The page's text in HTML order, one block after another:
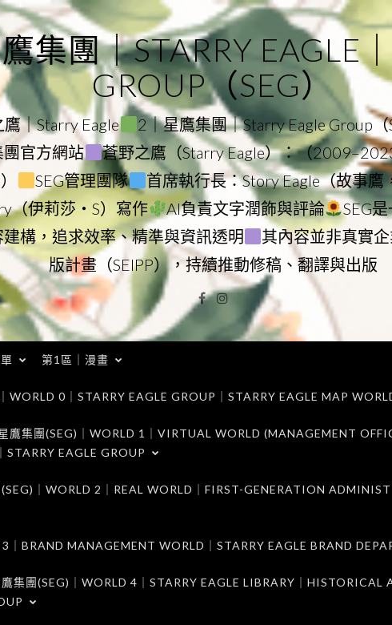
集團｜STARRY EAGLE
GROUP（SEG）
｜Starry Eagle 2｜星鷹集團｜Starry Eagle Group（
團官方網站
蒼野之鷹（Starry Eagle）：（
SEG管理團隊 首席執行長：Story Eagle（故事鷹
（伊莉莎・S）寫作 AI負責文字潤飾與評論
SEG
構，追求效率、精準與資訊透明 其內容並非真實
版計畫（SEIPP），持續推動修稿、翻譯與出版
Facebook
Instagram
第1區｜漫畫
WORLD 0｜STARRY EAGLE GROUP｜STARRY EAGLE MAP
鷹集團(SEG)｜WORLD 1｜VIRTUAL WORLD (MANAGEMENT
STARRY EAGLE GROUP
｜WORLD 2｜REAL WORLD｜FIRST-GENERATION
｜BRAND MANAGEMENT WORLD｜STARRY EAGLE BRAND
集團(SEG)｜WORLD 4｜STARRY EAGLE LIBRARY｜HISTORICAL